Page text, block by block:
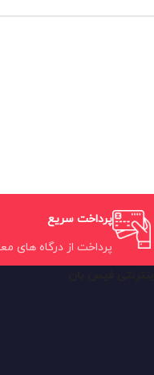
پرداخت سریع
پرداخت از درگاه های